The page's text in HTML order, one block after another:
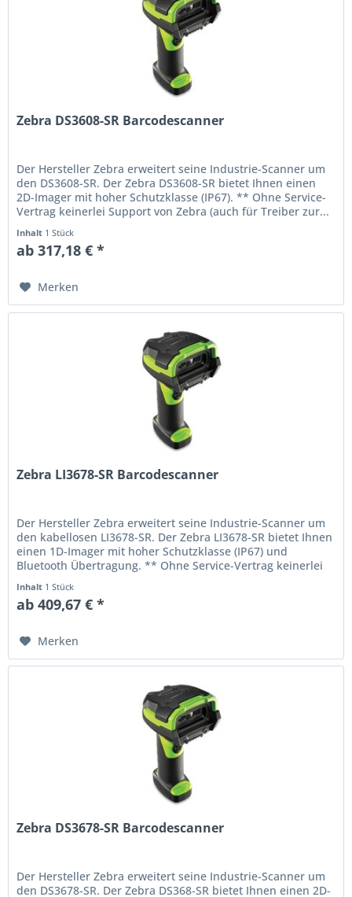
Zebra DS3608-SR Barcodescanner
Der Hersteller Zebra erweitert seine Industrie-Scanner um
den DS3608-SR. Der Zebra DS3608-SR bietet Ihnen einen
2D-Imager mit hoher Schutzklasse (IP67). ** Ohne Service-
Vertrag keinerlei Support von Zebra (auch für Treiber zur...
Inhalt 1 Stück
ab 317,18 € *
Merken
Zebra LI3678-SR Barcodescanner
Der Hersteller Zebra erweitert seine Industrie-Scanner um
den kabellosen LI3678-SR. Der Zebra LI3678-SR bietet Ihnen
einen 1D-Imager mit hoher Schutzklasse (IP67) und
Bluetooth Übertragung. ** Ohne Service-Vertrag keinerlei
Inhalt 1 Stück
ab 409,67 € *
Merken
Zebra DS3678-SR Barcodescanner
Der Hersteller Zebra erweitert seine Industrie-Scanner um
den DS3678-SR. Der Zebra DS368-SR bietet Ihnen einen 2D-